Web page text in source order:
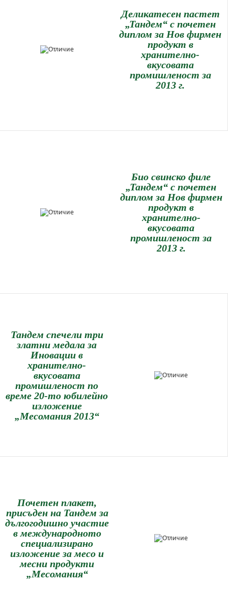
Деликатесен пастет
„Тандем“ с почетен
диплом за Нов фирмен
продукт в
хранително-
вкусовата
промишленост за
2013 г.
Био свинско филе
„Тандем“ с почетен
диплом за Нов фирмен
продукт в
хранително-
вкусовата
промишленост за
2013 г.
Тандем спечели три
златни медала за
Иновации в
хранително-
вкусовата
промишленост по
време 20-то юбилейно
изложение
„Месомания 2013“
Почетен плакет,
присъден на Тандем за
дългогодишно участие
в международното
специализирано
изложение за месо и
месни продукти
„Месомания“